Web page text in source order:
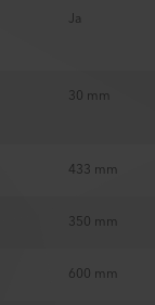
Ja
30 mm
433 mm
350 mm
600 mm